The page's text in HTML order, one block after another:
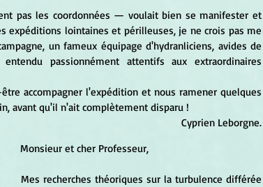
expéditions lointaines et périlleuses, je ne crois pas me
un fameux équipage d'hydranliciens, avides de
passionnément attentifs aux extraordinaires
avant qu'il n'ait complètement disparu !
Cyprien Leborgne.
	Monsieur et cher Professeur,